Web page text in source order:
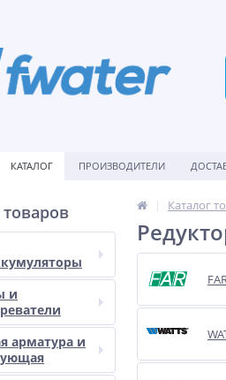
КАТАЛОГ ПРОИЗВОДИТЕЛИ
товаров
и
арматура и
Каталог